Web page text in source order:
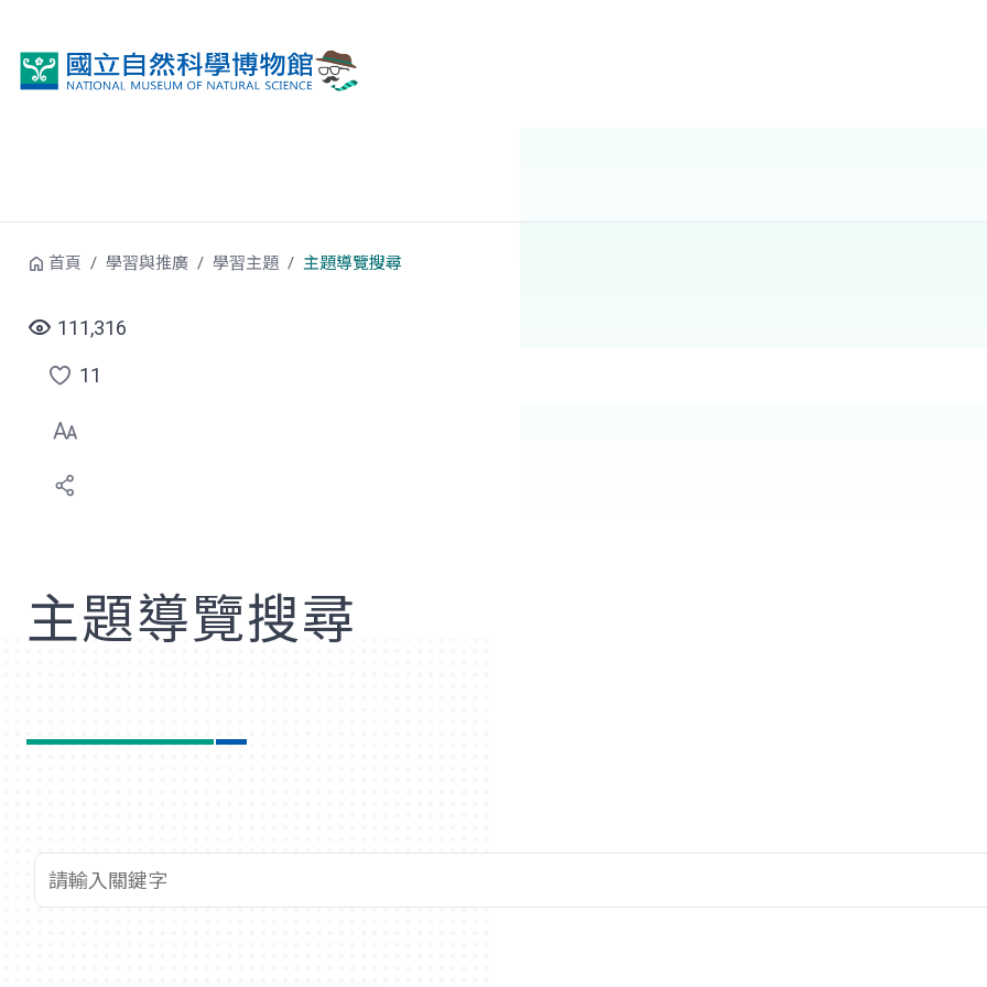
首頁 學習與推廣 學習主題 主題導覽搜尋
111,316
點
選
喜
11
主題導覽搜尋
查詢關鍵字